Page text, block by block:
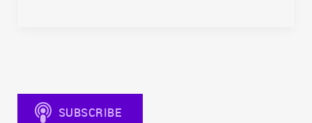
der
Bischof